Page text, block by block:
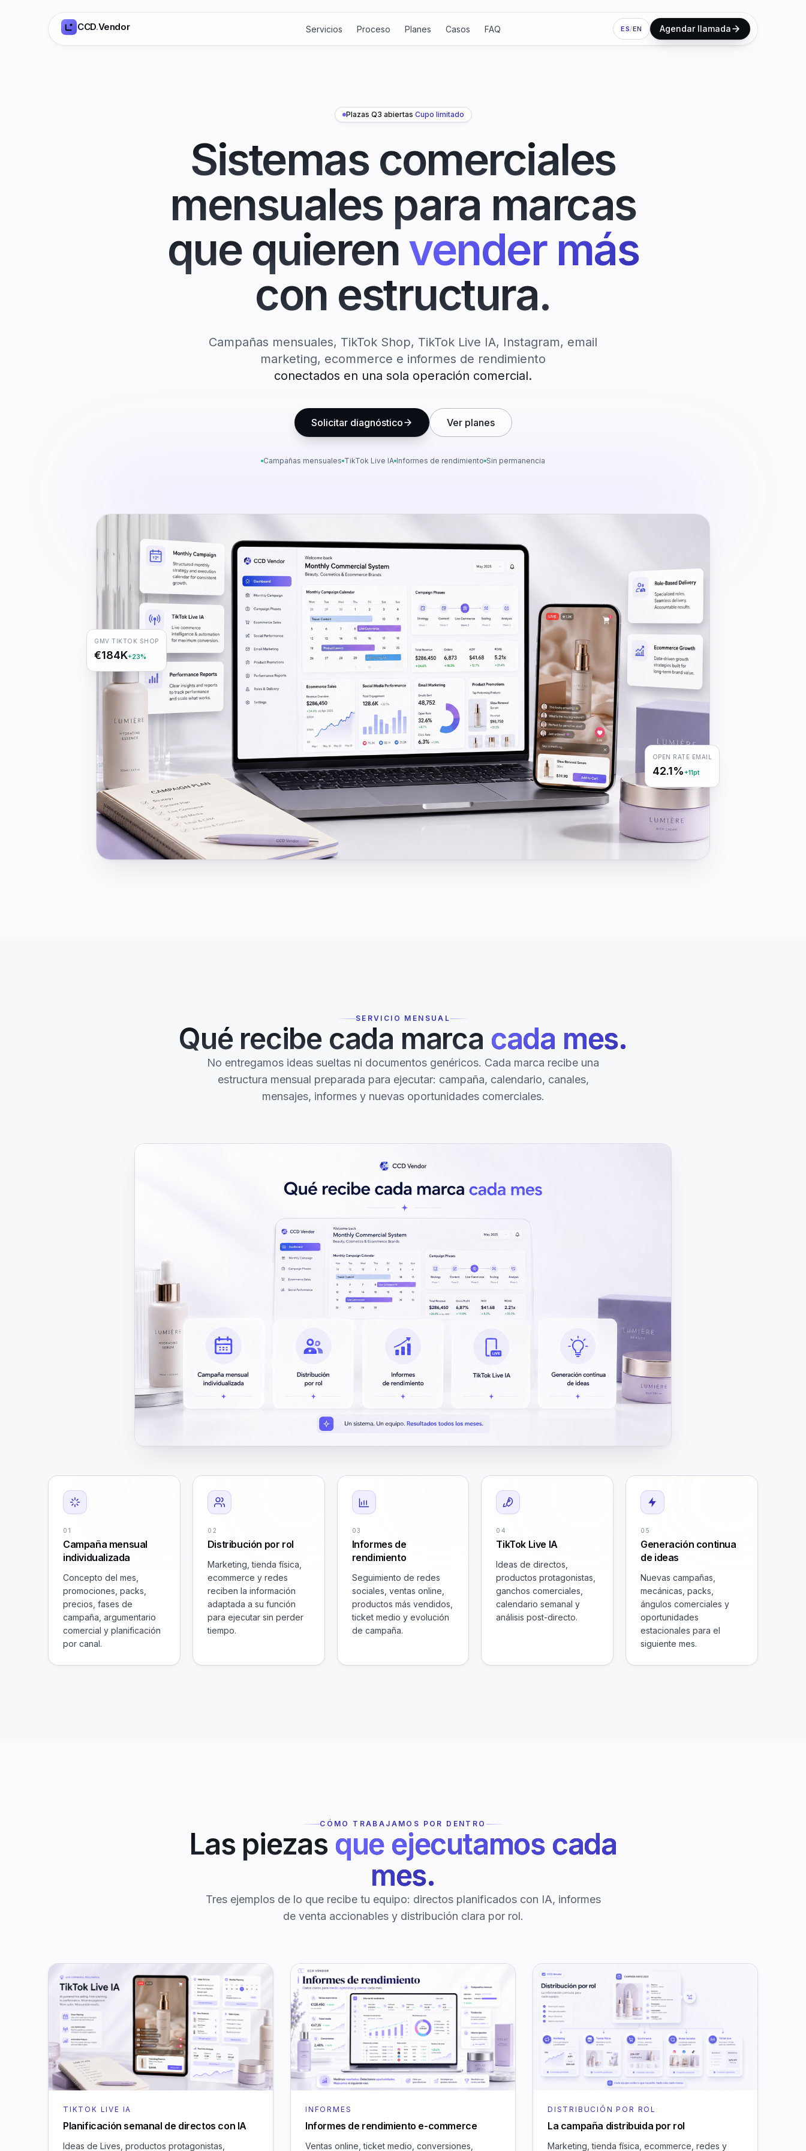
CCD.Vendor Servicios Proceso Planes Casos FAQ ES/EN Agendar llamada
Plazas Q3 abiertas·Cupo limitado
Sistemas comerciales
mensuales para marcas
que quierenvender más
con estructura.
Campañas mensuales, TikTok Shop, TikTok Live IA, Instagram, email
marketing, ecommerce e informes de rendimiento
conectados en una sola operación comercial.
Solicitar diagnóstico Ver planes
Campañas mensuales TikTok Live IA Informes de rendimiento Sin permanencia
GMV TIKTOK SHOP
€184K+23%
OPEN RATE EMAIL
42.1%+11pt
SERVICIO MENSUAL
Qué recibe cada marca cada mes.
No entregamos ideas sueltas ni documentos genéricos. Cada marca recibe una
estructura mensual preparada para ejecutar: campaña, calendario, canales,
mensajes, informes y nuevas oportunidades comerciales.
01
Campaña mensual
individualizada
Concepto del mes,
promociones, packs,
precios, fases de
campaña, argumentario
comercial y planificación
por canal.
02
Distribución por rol
Marketing, tienda física,
ecommerce y redes
reciben la información
adaptada a su función
para ejecutar sin perder
tiempo.
03
Informes de
rendimiento
Seguimiento de redes
sociales, ventas online,
productos más vendidos,
ticket medio y evolución
de campaña.
04
TikTok Live IA
Ideas de directos,
productos protagonistas,
ganchos comerciales,
calendario semanal y
análisis post-directo.
05
Generación continua
de ideas
Nuevas campañas,
mecánicas, packs,
ángulos comerciales y
oportunidades
estacionales para el
siguiente mes.
CÓMO TRABAJAMOS POR DENTRO
Las piezas que ejecutamos cada
mes.
Tres ejemplos de lo que recibe tu equipo: directos planificados con IA, informes
de venta accionables y distribución clara por rol.
TIKTOK LIVE IA
Planificación semanal de directos con IA
Ideas de Lives, productos protagonistas,
INFORMES
Informes de rendimiento e-commerce
Ventas online, ticket medio, conversiones,
DISTRIBUCIÓN POR ROL
La campaña distribuida por rol
Marketing, tienda física, ecommerce, redes y